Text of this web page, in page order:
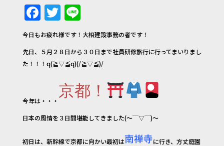
F
a
c
e
o
k
T
w
it
te
r
Li
n
e
今日もお疲れ様です！大相建設事務の者です！
先日、５月２８日から３０日まで社員研修旅行に行ってまいりまし
た！！！q(≧▽≦q)(/≧▽≦)/
今年は・・・
京都！
日本の風情を３日間堪能してきました(～￣▽￣)～
初日は、新幹線で京都に向かい最初は南禅寺に行き、方丈庭園